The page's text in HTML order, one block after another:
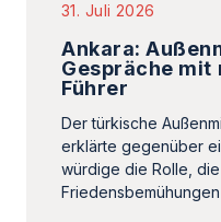
31. Juli 2026
Ankara:
Gespräche mit
Führer
Der türkische
erklärte gegenüber
würdige die Rolle,